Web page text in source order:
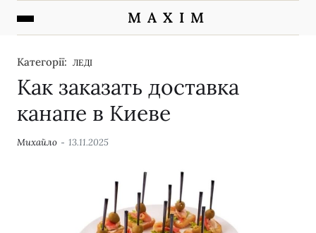
M A X I M
Категорії: ЛЕДІ
Как заказать доставка
канапе в Киеве
Михайло 13.11.2025